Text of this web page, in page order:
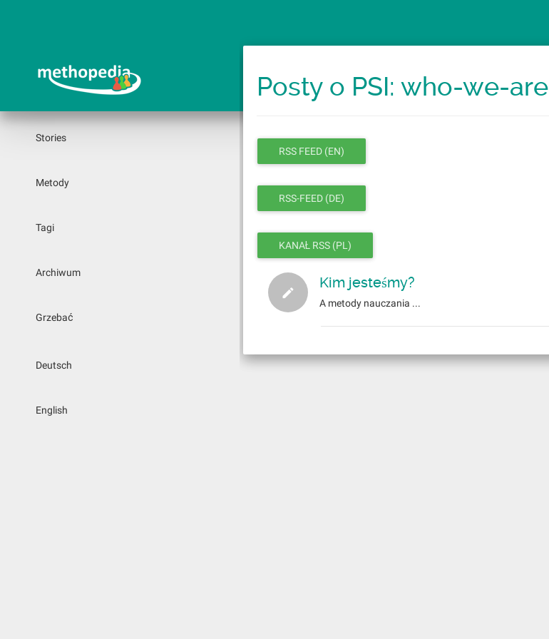
Stories
Metody
Tagi
Archiwum
Grzebać
Deutsch
English
Posty o PSI: who-we-are
RSS FEED (EN)
RSS-FEED (DE)
KANAŁ RSS (PL)
Kim jesteśmy?
A metody nauczania ...